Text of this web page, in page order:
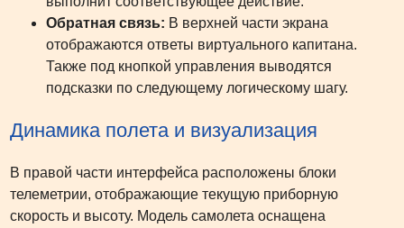
Обратная связь: В верхней части экрана
отображаются ответы виртуального капитана.
Также под кнопкой управления выводятся
подсказки по следующему логическому шагу.
Динамика полета и визуализация
В правой части интерфейса расположены блоки
телеметрии, отображающие текущую приборную
скорость и высоту. Модель самолета оснащена